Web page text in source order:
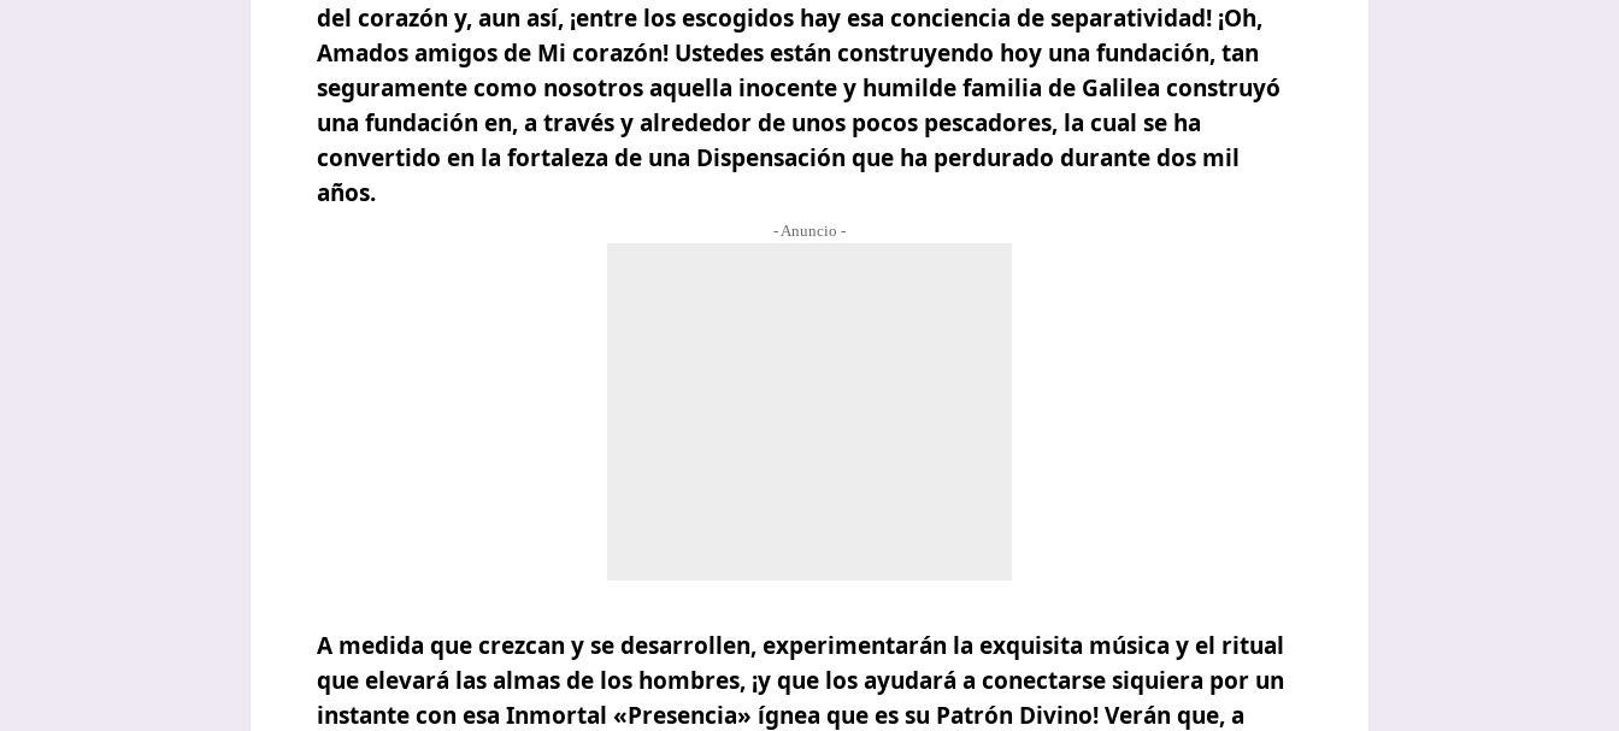
del corazón y, aun así, ¡entre los escogidos hay esa conciencia de separatividad! ¡Oh,
Amados amigos de Mi corazón! Ustedes están construyendo hoy una fundación,tan
seguramente como nosotros aquella inocente y humilde familia de Galilea construyó
una fundación en, a través y alrededor de unos pocos pescadores, la cual se ha
convertido en la fortaleza de una Dispensación que ha perdurado durante dos mil
años.
- Anuncio -
A medida que crezcan y se desarrollen, experimentarán la exquisita música y el ritual
que elevará las almas de los hombres, ¡y que los ayudará a conectarse siquiera por un
instante con esa Inmortal «Presencia» ígnea que es su Patrón Divino!Verán que, a